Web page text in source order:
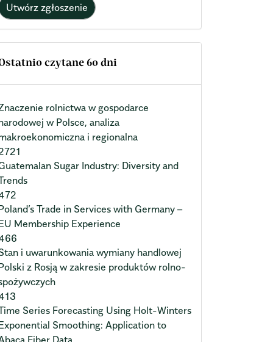
Utwórz zgłoszenie
czytane 60 dni
rolnictwa w gospodarce
w Polsce, analiza
i regionalna
Sugar Industry: Diversity and
Trade in Services with Germany –
Membership Experience
i uwarunkowania wymiany handlowej
z Rosją w zakresie produktów rolno-
Series Forecasting Using Holt-Winters
Smoothing: Application to
Fiber Data